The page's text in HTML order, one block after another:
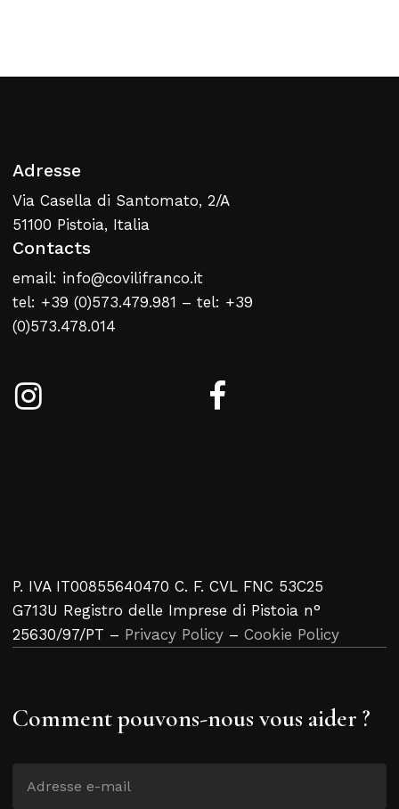
Adresse
Via Casella di Santomato, 2/A
51100 Pistoia, Italia
Contacts
email: info@covilifranco.it
tel: +39 (0)573.479.981 – tel: +39
(0)573.478.014
P. IVA IT00855640470 C. F. CVL FNC 53C25
G713U Registro delle Imprese di Pistoia n°
25630/97/PT – Privacy Policy – Cookie Policy
Comment pouvons-nous vous aider ?